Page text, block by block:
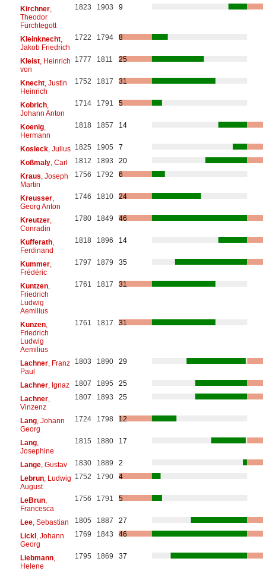
Kirchner,
Theodor
Fürchtegott
1823 1903 9
Kleinknecht,
Jakob Friedrich
1722 1794 8
Kleist, Heinrich
von
1777 1811 25
Knecht, Justin
Heinrich
1752 1817 31
Kobrich,
Johann Anton
1714 1791 5
Koenig,
Hermann
1818 1857 14
Kosleck, Julius 1825 1905
7
Koßmaly, Carl 1812 1893
20
Kraus , Joseph
Martin
1756 1792 6
Kreusser,
Georg Anton
1746 1810 24
Kreutzer,
Conradin
1780 1849 46
Kufferath,
Ferdinand
1818 1896 14
Kummer,
Frédéric
1797 1879 35
Kuntzen,
Friedrich
Ludwig
Aemilius
1761 1817 31
Kunzen,
Friedrich
Ludwig
Aemilius
1761 1817 31
Lachner, Franz
Paul
1803 1890 29
Lachner, Ignaz 1807 1895
25
Lachner,
Vinzenz
1807 1893 25
Lang, Johann
Georg
1724 1798 12
Lang,
Josephine
1815 1880 17
Lange, Gustav 1830 1889
2
Lebrun, Ludwig
August
1752 1790 4
LeBrun,
Francesca
1756 1791 5
Lee, Sebastian 1805 1887
27
Lickl, Johann
Georg
1769 1843 46
Liebmann,
Helene
1795 1869 37